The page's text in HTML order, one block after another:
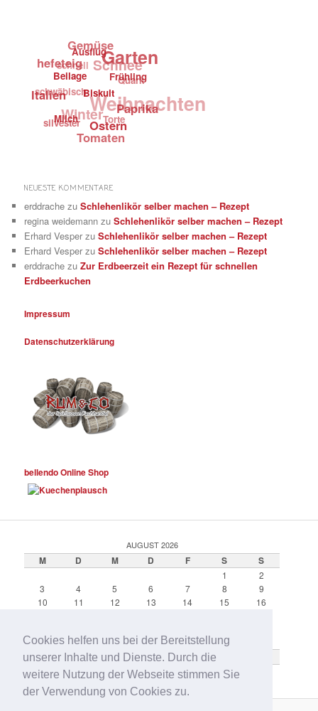
Cookies helfen uns bei der Bereitstellung
unserer Inhalte und Dienste. Durch die
weitere Nutzung der Webseite stimmen Sie
der Verwendung von Cookies zu.
Ausflug
Beilage
Biskuit
Frühling
Garten
Gemüse
hefeteig
Italien
Milch
Ostern
Paprika
Quark
Schnee
schnell
schwäbisch
silvester
Tomaten
Torte
Weihnachten
Winter
NEUESTE KOMMENTARE
erddrache zuSchlehenlikör selber machen – Rezept
regina weidemann zuSchlehenlikör selber machen – Rezept
Erhard Vesper zuSchlehenlikör selber machen – Rezept
Erhard Vesper zuSchlehenlikör selber machen – Rezept
erddrache zuZur Erdbeerzeit ein Rezept für schnellen
Erdbeerkuchen
Impressum
Datenschutzerklärung
bellendo Online Shop
AUGUST 2026
M D M D F S S
« Feb.
1
2
3
4 5 6 7 8
9
10
11 12 13 14 15
16
31